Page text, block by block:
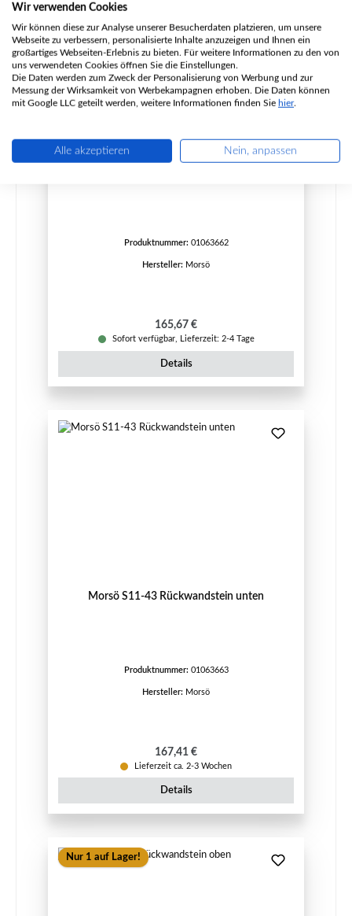
Nur 2 auf Lager!
Produktnummer: 01063662
Hersteller: Morsö
Regulärer Preis:
165,67 €
Sofort verfügbar, Lieferzeit: 2-4 Tage
Details
Morsö S11-43 Rückwandstein unten
Produktnummer: 01063663
Hersteller: Morsö
Regulärer Preis:
167,41 €
Lieferzeit ca. 2-3 Wochen
Details
Nur 1 auf Lager!
Wir verwenden Cookies
Wir können diese zur Analyse unserer Besucherdaten platzieren, um unsere
Webseite zu verbessern, personalisierte Inhalte anzuzeigen und Ihnen ein
großartiges Webseiten-Erlebnis zu bieten. Für weitere Informationen zu den von
uns verwendeten Cookies öffnen Sie die Einstellungen.
Die Daten werden zum Zweck der Personalisierung von Werbung und zur
Messung der Wirksamkeit von Werbekampagnen erhoben. Die Daten können
mit Google LLC geteilt werden, weitere Informationen finden Sie hier.
Alle akzeptieren Nein, anpassen